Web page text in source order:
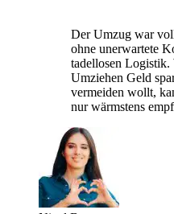
Der Umzug war
ohne unerwartete
tadellosen Logistik.
Umziehen Geld
vermeiden wollt,
nur wärmstens